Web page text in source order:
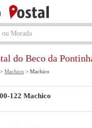
do Beco da
> Machico > Machico
122 Machico